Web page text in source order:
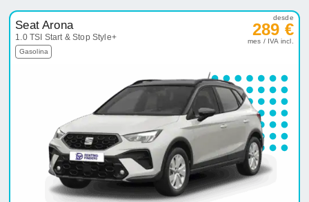
Seat Arona
1.0 TSI Start & Stop Style+
Gasolina
desde
289 €
mes / IVA incl.